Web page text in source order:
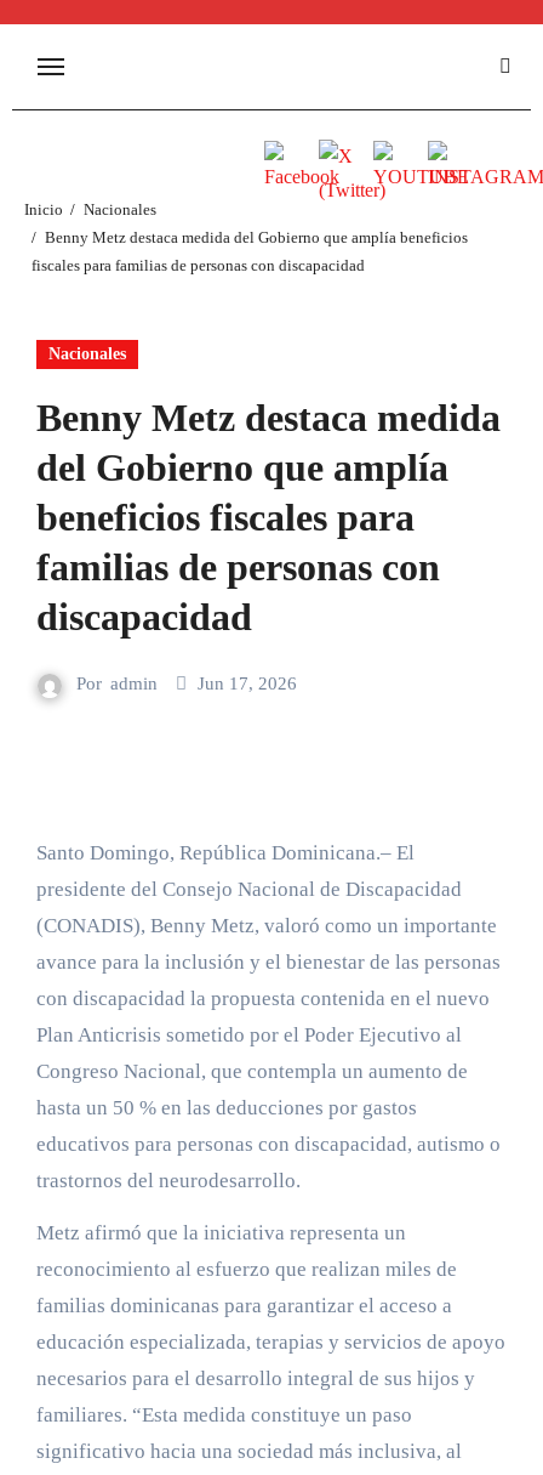
Inicio
Nacionales
Benny Metz destaca medida del Gobierno que amplía beneficios
fiscales para familias de personas con discapacidad
Nacionales
Benny Metz destaca medida
del Gobierno que amplía
beneficios fiscales para
familias de personas con
discapacidad
Por admin Jun 17, 2026
Santo Domingo, República Dominicana.– El
presidente del Consejo Nacional de Discapacidad
(CONADIS), Benny Metz, valoró como un importante
avance para la inclusión y el bienestar de las personas
con discapacidad la propuesta contenida en el nuevo
Plan Anticrisis sometido por el Poder Ejecutivo al
Congreso Nacional, que contempla un aumento de
hasta un 50 % en las deducciones por gastos
educativos para personas con discapacidad, autismo o
trastornos del neurodesarrollo.
Metz afirmó que la iniciativa representa un
reconocimiento al esfuerzo que realizan miles de
familias dominicanas para garantizar el acceso a
educación especializada, terapias y servicios de apoyo
necesarios para el desarrollo integral de sus hijos y
familiares. “Esta medida constituye un paso
significativo hacia una sociedad más inclusiva, al